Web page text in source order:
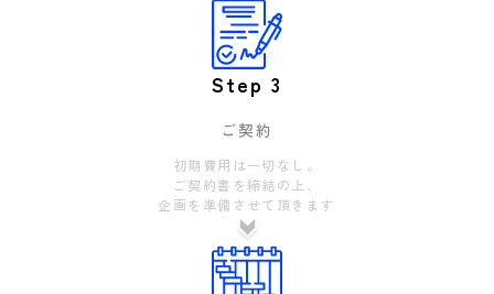
Step 3
ご契約
初期費用は一切なし。
ご契約書を締結の上、
企画を準備させて頂きます